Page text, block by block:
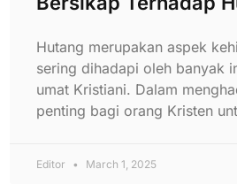
Hutang merupakan aspek
sering dihadapi oleh banyak
umat Kristiani. Dalam
penting bagi orang Kristen
Editor March 1, 2025